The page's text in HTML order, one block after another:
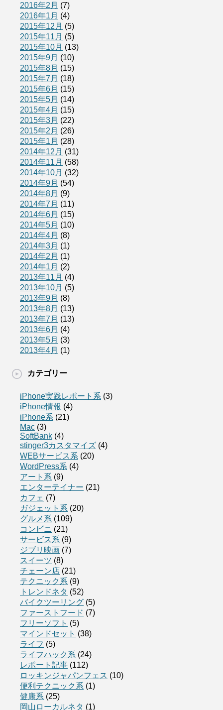
2016年2月 (7)
2016年1月 (4)
2015年12月 (5)
2015年11月 (5)
2015年10月 (13)
2015年9月 (10)
2015年8月 (15)
2015年7月 (18)
2015年6月 (15)
2015年5月 (14)
2015年4月 (15)
2015年3月 (22)
2015年2月 (26)
2015年1月 (28)
2014年12月 (31)
2014年11月 (58)
2014年10月 (32)
2014年9月 (54)
2014年8月 (9)
2014年7月 (11)
2014年6月 (15)
2014年5月 (10)
2014年4月 (8)
2014年3月 (1)
2014年2月 (1)
2014年1月 (2)
2013年11月 (4)
2013年10月 (5)
2013年9月 (8)
2013年8月 (13)
2013年7月 (13)
2013年6月 (4)
2013年5月 (3)
2013年4月 (1)
カテゴリー
iPhone実践レポート系 (3)
iPhone情報 (4)
iPhone系 (21)
Mac (3)
SoftBank (4)
stinger3カスタマイズ (4)
WEBサービス系 (20)
WordPress系 (4)
アート系 (9)
エンターテイナー (21)
カフェ (7)
ガジェット系 (20)
グルメ系 (109)
コンビニ (21)
サービス系 (9)
ジブリ映画 (7)
スイーツ (8)
チェーン店 (21)
テクニック系 (9)
トレンドネタ (52)
バイクツーリング (5)
ファーストフード (7)
フリーソフト (5)
マインドセット (38)
ライフ (5)
ライフハック系 (24)
レポート記事 (112)
ロッキンジャパンフェス (10)
便利テクニック系 (1)
健康系 (25)
岡山ローカルネタ (1)